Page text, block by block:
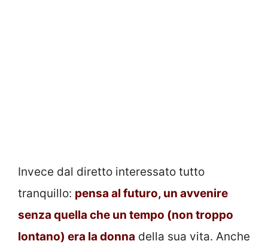
Invece dal diretto interessato tutto
tranquillo: pensa al futuro, un avvenire
senza quella che un tempo (non troppo
lontano) era la donna della sua vita. Anche